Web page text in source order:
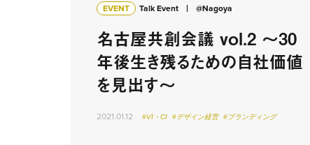
EVENT Talk Event @Nagoya
名古屋共創会議 vol.2 〜30
年後生き残るための自社価値
を見出す〜
2021.01.12 #VI・CI #デザイン経営 #ブランディング